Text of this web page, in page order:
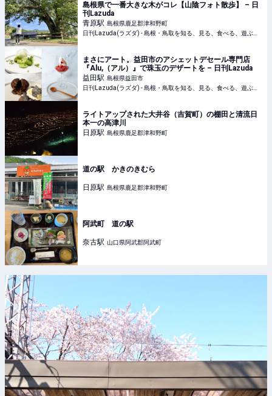
島根県で一番大きな木がコレ【山陰フォト散歩】 – 日
刊Lazuda
青原駅 島根県鹿足郡津和野町
まさにアート。益田市のアシェットデセール専門店
『Alu,（アル）』で珠玉のデザートを – 日刊Lazuda
益田駅 島根県益田市
ライトアップされた大井谷（吉賀町）の棚田と清流日
本一の高津川
日原駅 島根県鹿足郡津和野町
道の駅 かきのきむら
日原駅 島根県鹿足郡津和野町
阿武町 道の駅
奈古駅 山口県阿武郡阿武町